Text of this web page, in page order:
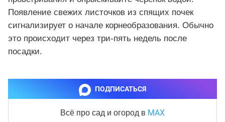
Появление свежих листочков из спящих почек
сигнализирует о начале корнеобразования. Обычно
это происходит через три-пять недель после
посадки.
ПОДПИСАТЬСЯ
Всё про сад и огород в MAX